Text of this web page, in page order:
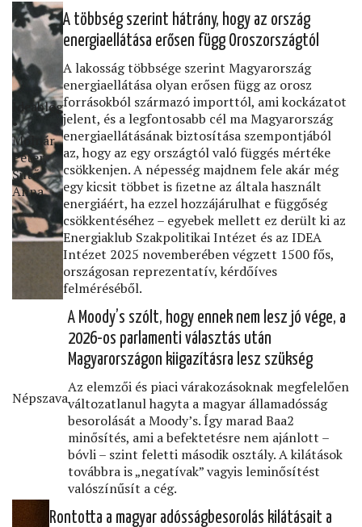
Ideablog
•
Molnár
Péter,
Sütő
Anna
A többség szerint hátrány, hogy az ország
energiaellátása erősen függ Oroszországtól
A lakosság többsége szerint Magyarország
energiaellátása olyan erősen függ az orosz
forrásokból származó importtól, ami kockázatot
jelent, és a legfontosabb cél ma Magyarország
energiaellátásának biztosítása szempontjából
az, hogy az egy országtól való függés mértéke
csökkenjen. A népesség majdnem fele akár még
egy kicsit többet is ﬁzetne az általa használt
energiáért, ha ezzel hozzájárulhat e függőség
csökkentéséhez – egyebek mellett ez derült ki az
Energiaklub Szakpolitikai Intézet és az IDEA
Intézet 2025 novemberében végzett 1500 fős,
országosan reprezentatív, kérdőíves
felméréséből.
Népszava
A Moody’s szólt, hogy ennek nem lesz jó vége, a
2026-os parlamenti választás után
Magyarországon kiigazításra lesz szükség
Az elemzői és piaci várakozásoknak megfelelően
változatlanul hagyta a magyar államadósság
besorolását a Moody’s. Így marad Baa2
minősítés, ami a befektetésre nem ajánlott –
bóvli – szint feletti második osztály. A kilátások
továbbra is „negatívak” vagyis leminősítést
valószínűsít a cég.
Rontotta a magyar adósságbesorolás kilátásait a